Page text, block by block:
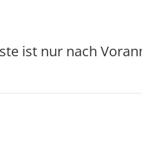
ist nur nach